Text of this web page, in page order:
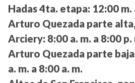
Hadas 4ta. etapa: 12:00 m.
Arturo Quezada parte
Arciery: 8:00 a. m. a 8:00 p.
Arturo Quezada parte baja
a. m. a 8:00 a. m.